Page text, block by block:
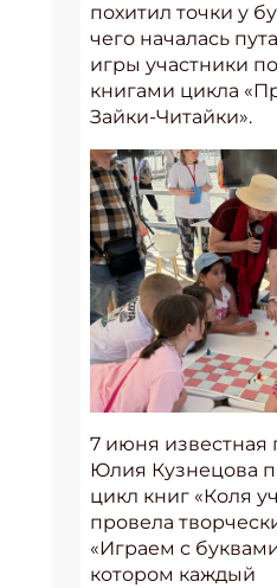
похитил точки у
чего началась
игры участники
книгами цикла
Зайки-Читайки».
7 июня известная
Юлия Кузнецова
цикл книг «Коля
провела
«Играем с
котором каждый